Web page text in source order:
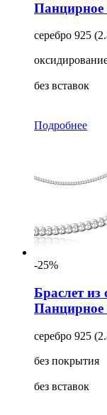
Панцирное
серебро 925
без вставок
Подробнее
-25%
Браслет из
Панцирное
серебро 925
без покрытия
без вставок